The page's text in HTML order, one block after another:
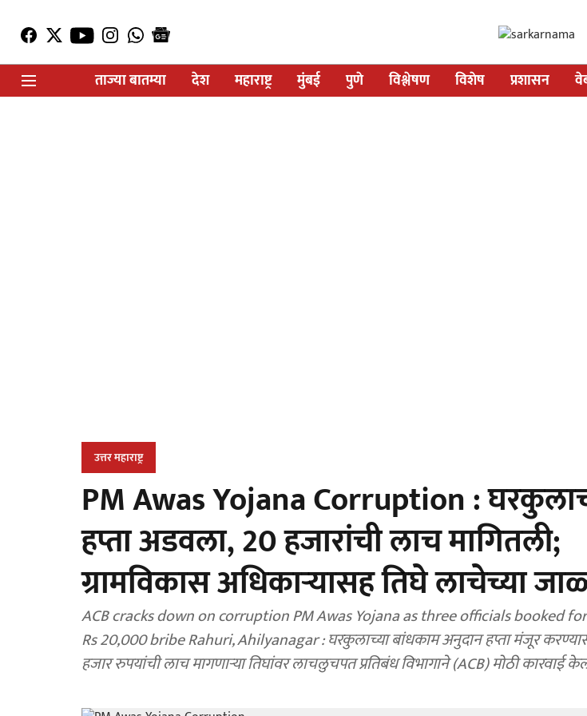
ताज्या बातम्या
देश महाराष्ट्र मुंबई पुणे विश्लेषण विशेष प्रशासन
उत्तर महाराष्ट्र
PM Awas Yojana Corruption :
हप्ता अडवला, 20 हजारांची लाच मागितली;
ग्रामविकास अधिकाऱ्यासह तिघे लाचेच्या
ACB cracks down on corruption PM Awas Yojana as three officials booked
Rs 20,000 bribe Rahuri, Ahilyanagar : घरकुलाच्या बांधकाम अनुदान हप्ता मंजूर
हजार रुपयांची लाच मागणाऱ्या तिघांवर लाचलुचपत प्रतिबंध विभागाने (ACB) मोठी कारवाई